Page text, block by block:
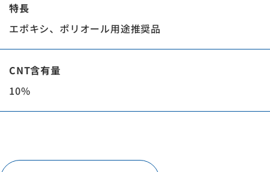
特長
エポキシ、ポリオール用途推奨品
CNT含有量
10%